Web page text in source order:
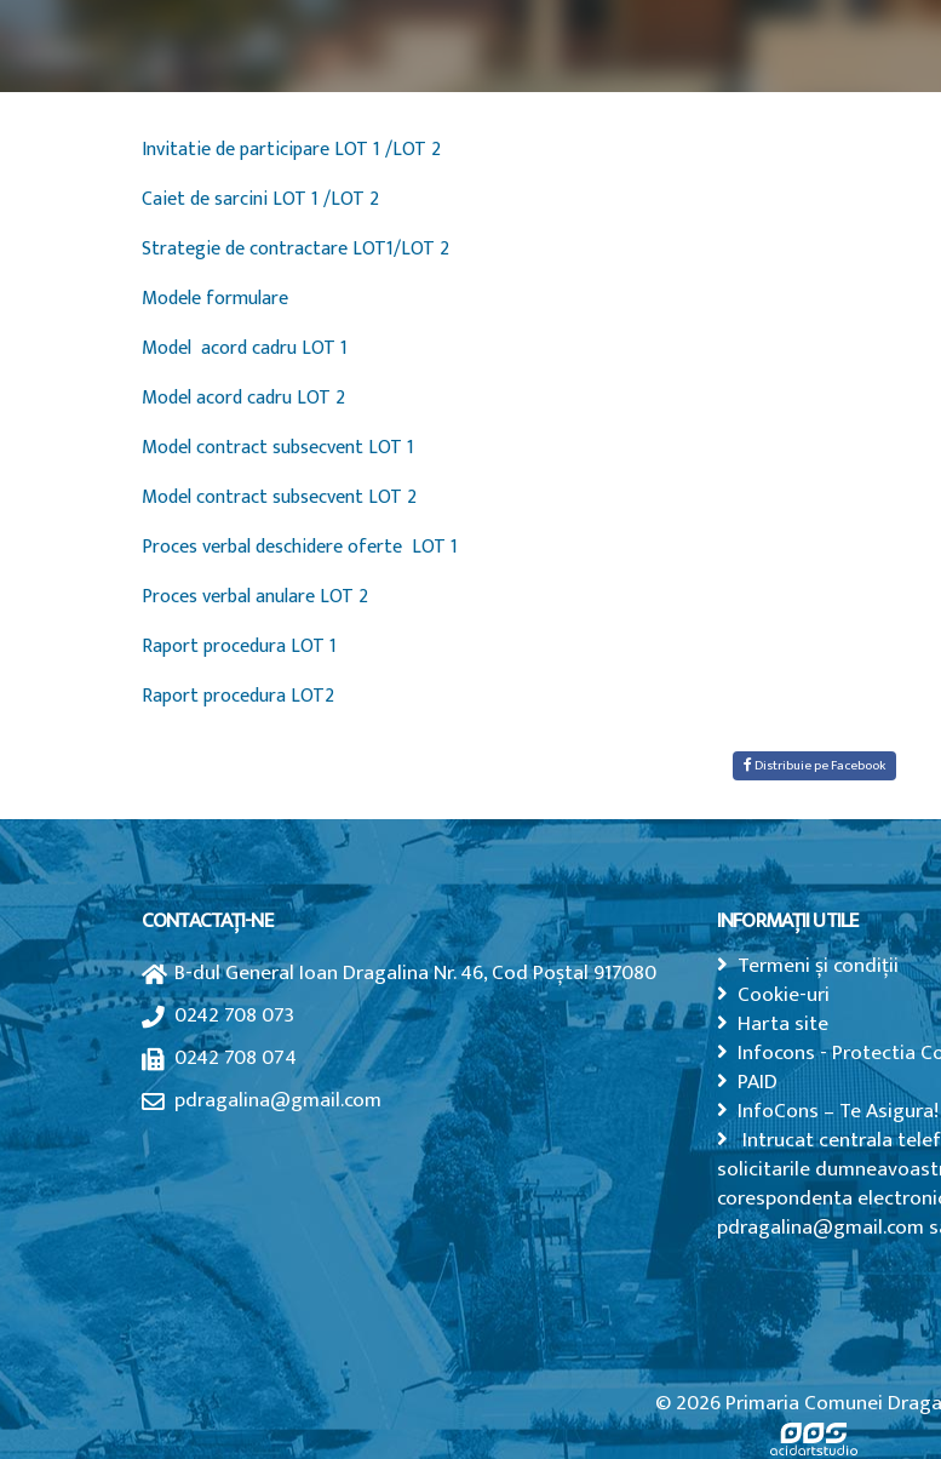
Invitatie de participare LOT 1 /LOT 2
Caiet de sarcini LOT 1 /LOT 2
Strategie de contractare LOT1/LOT 2
Modele formulare
Model acord cadru LOT 1
Model acord cadru LOT 2
Model contract subsecvent LOT 1
Model contract subsecvent LOT 2
Proces verbal deschidere oferte LOT 1
Proces verbal anulare LOT 2
Raport procedura LOT 1
Raport procedura LOT2
Distribuie pe Facebook
CONTACTAȚI-NE
B-dul General Ioan Dragalina Nr. 46, Cod Poștal 917080
0242 708 073
0242 708 074
pdragalina@gmail.com
INFORMAȚII UTILE
Termeni și condiții
Cookie-uri
Harta site
Infocons - Protectia
PAID
InfoCons – Te Asigura!
Intrucat centrala
solicitarile
corespondenta
pdragalina@gmail.com
© 2026 Primaria Comunei